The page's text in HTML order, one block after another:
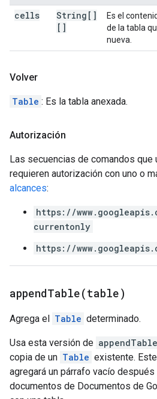
cells
String[]
[]
Es el
de la tabla
nueva.
Volver
Table : Es la tabla anexada.
Autorización
Las secuencias de comandos
requieren autorización con uno o
alcances:
https://
currentonly
https://
appendTable(table)
Agrega el Table determinado.
Usa esta versión de appendTable
copia de un Table existente.
agregará un párrafo vacío
documentos de Documentos de